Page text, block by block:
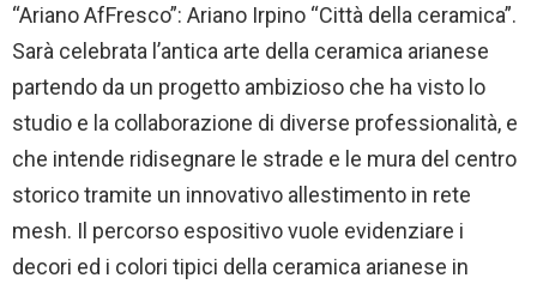
“Ariano AfFresco”: Ariano Irpino “Città della ceramica”.
Sarà celebrata l’antica arte della ceramica arianese
partendo da un progetto ambizioso che ha visto lo
studio e la collaborazione di diverse professionalità, e
che intende ridisegnare le strade e le mura del centro
storico tramite un innovativo allestimento in rete
mesh. Il percorso espositivo vuole evidenziare i
decori ed i colori tipici della ceramica arianese in